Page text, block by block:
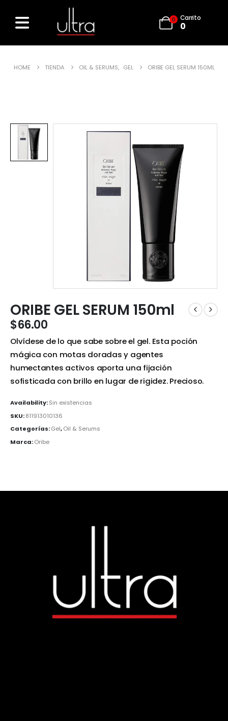
0 Carrito
0
HOME TIENDA OIL & SERUMS, GEL ORIBE GEL SERUM 150ML
ORIBE GEL SERUM 150ml
$66.00
Olvídese de lo que sabe sobre el gel. Esta poción
mágica con motas doradas y agentes
humectantes activos aporta una fijación
sofisticada con brillo en lugar de rigidez. Precioso.
Availability:Sin existencias
SKU:811913010136
Categorías:Gel,Oil & Serums
Marca:Oribe